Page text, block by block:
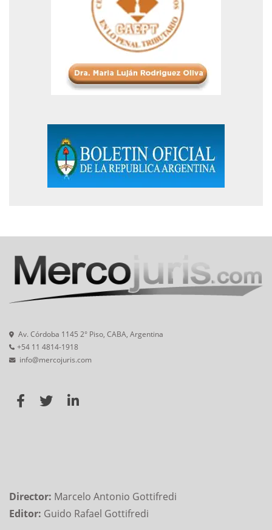
Av. Córdoba 1145 2° Piso, CABA, Argentina
+54 11 4814-1918
info@mercojuris.com
Director: Marcelo Antonio Gottifredi
Editor: Guido Rafael Gottifredi